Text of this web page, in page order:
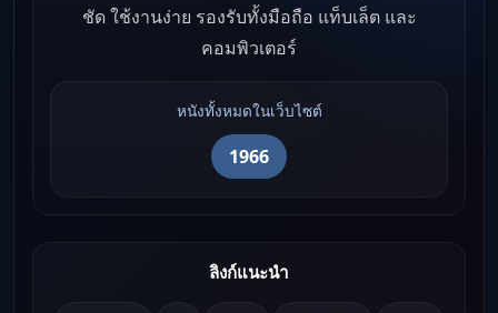
ชัด ใช้งานง่าย รองรับทั้งมือถือ แท็บเล็ต และ
คอมพิวเตอร์
หนังทั้งหมดในเว็บไซต์
1966
ลิงก์แนะนำ